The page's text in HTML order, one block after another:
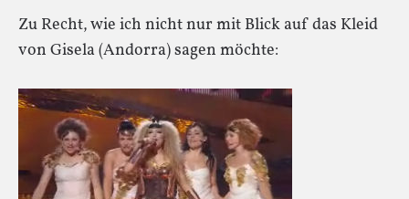
Zu Recht, wie ich nicht nur mit Blick auf das Kleid
von Gisela (Andorra) sagen möchte: